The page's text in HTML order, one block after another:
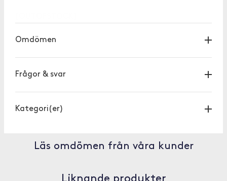
Omdömen
Frågor & svar
Kategori(er)
Läs omdömen från våra kunder